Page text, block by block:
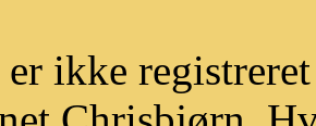
er ikke